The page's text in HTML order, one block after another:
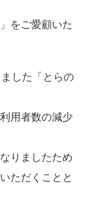
をご愛顧いた
した「とらの
用者数の減少
りましたため
ただくことと